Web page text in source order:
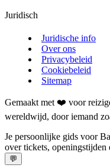
Juridisch
Juridische info
Over ons
Privacybeleid
Cookiebeleid
Sitemap
Gemaakt met ❤️ voor
wereldwijd, door iemand
Je persoonlijke gids voor
over tickets, openingstijden
💬